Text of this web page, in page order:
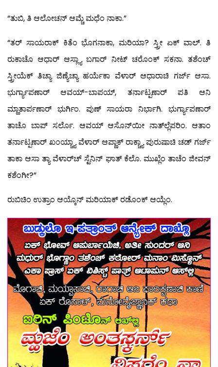
“ತುಬಿ, ತಿ ಆಲೋಚನ್ ಆಮ್ಚೆ ಮಧೆಂ ನಾಕಾ.”
“ತರ್ ಸಾಯರಾಕ್ ಕಿತೆಂ ಭೊಗನಾಕಾ, ಮರಿಯಾ? ಸ್ತ್ರೀ ಏಕ್ ವಾಲ್. ತಿ
ರುಕಾಚೊ ಆಧಾರ್ ಆಸ್ಲ್ಯಾ ಬಗಾರ್ ನೀಟ್ ಚರೊಂಕ್ ಸಕನಾ. ತಶೆಂಚ್
ಸ್ತ್ರೀಯೆಕ್ ತಿಚ್ಯಾ ಜಿಣ್ಯೆಚ್ಯಾ ಹರ್ಯೆಕಾ ವೆಳಾರ್ ಆಧಾರಾಚಿ ಗರ್ಜ್ ಆಸಾ.
ಭುರ್ಗ್ಯಾಪಣಾರ್ ಆವಯ್-ಬಾಪಯ್, ತರ್ನಾಟ್ಪಣಾರ್ ಪತಿ ಆನಿ
ಮ್ಹಾತಾರ್ಪಣಾರ್ ಭುರ್ಗಿಂ. ಪುಣ್ ಸಾಯರಾ ನಿರ್ಭಾಗಿ. ಭುರ್ಗ್ಯಾಪಣಾರ್
ತಾಚೊ ಬಾಪ್ ಸರ್ಲೊ. ಆವಯ್ ಆಸೊನ್‍ಯೀ ನಾತ್‍ಲ್ಲೆಪರಿಂ. ಆತಾಂ
ತರ್ನಾಟ್ಪಣಾರ್ ಖಂಯ್ಚ್ಯಾ ವೆಳಾರ್ ಆಪ್ಣಾಕ್ ರಾಕ್ಚ್ಯಾ ಪುರುಷಾಚಿ ಚಡ್ ಗರ್ಜ್
ತಾಕಾ ಆಸಾ ತ್ಯಾ ವೆಳಾರ್‌ಚ್ ಸ್ಟೆನಿನ್ ಘಾತ್ ಕೆಲೊ. ಮುಖ್ಲೆಂ ತಾಚೆಂ ಜೀವನ್
ಕಶೆಂಗೀ?”
ರುಬಿಚಿಂ ಉತ್ರಾಂ ಆಯ್ಕೊನ್ ಮರಿಯಾಕ್ ರಡೊಂಕ್ ಆಯ್ಲೆಂ.